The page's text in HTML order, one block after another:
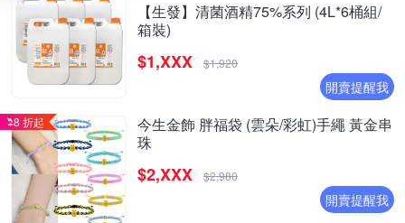
【生發】清菌酒精75%系列 (4L*6桶組/
箱裝)
$1,XXX $1,920
開賣提醒我
8 折起
今生金飾 胖福袋 (雲朵/彩虹)手繩 黃金串
珠
$2,XXX $2,980
開賣提醒我